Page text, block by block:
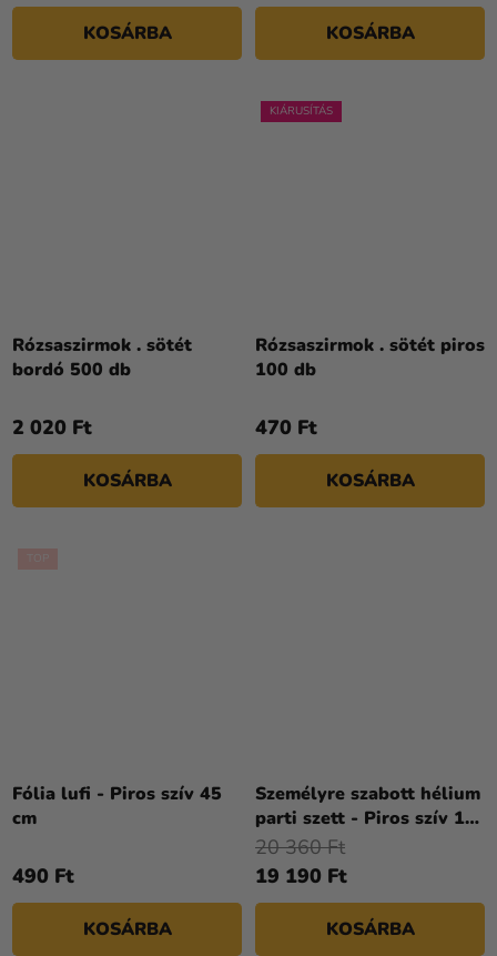
KOSÁRBA KOSÁRBA
Rózsaszirmok . sötét
bordó 500 db
2 020 Ft
KOSÁRBA
KIÁRUSÍTÁS
Rózsaszirmok . sötét piros
100 db
470 Ft
KOSÁRBA
Fólia lufi - Piros szív 45
cm
490 Ft
KOSÁRBA
Személyre szabott hélium
parti szett - Piros szív 16
db
19 190 Ft
20 360 Ft
KOSÁRBA